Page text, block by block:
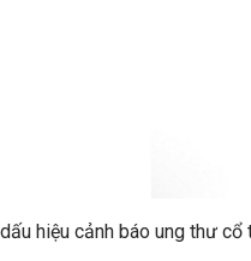
hiệu cảnh báo ung thư cổ